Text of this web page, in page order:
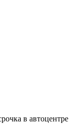
в автоцентре